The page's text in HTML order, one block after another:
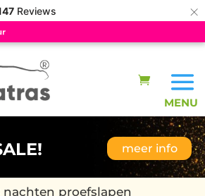
Reviews ×
meer info
nachten proefslapen